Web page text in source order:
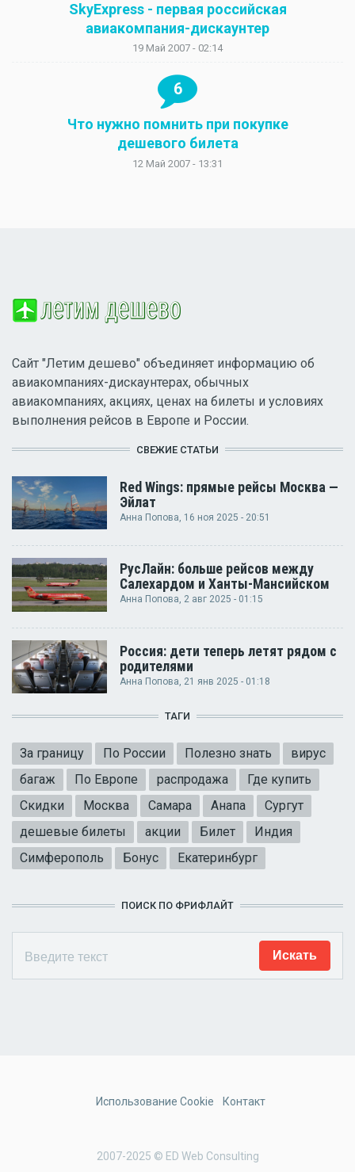
SkyExpress - первая российская
авиакомпания-дискаунтер
19 Май 2007 - 02:14
6
Что нужно помнить при покупке
дешевого билета
12 Май 2007 - 13:31
Сайт "Летим дешево" объединяет информацию об
авиакомпаниях-дискаунтерах, обычных
авиакомпаниях, акциях, ценах на билеты и условиях
выполнения рейсов в Европе и России.
СВЕЖИЕ СТАТЬИ
Red Wings: прямые рейсы Москва —
Эйлат
Анна Попова , 16 ноя 2025 - 20:51
РусЛайн: больше рейсов между
Салехардом и Ханты-Мансийском
Анна Попова, 2 авг 2025 - 01:15
Россия: дети теперь летят рядом с
родителями
Анна Попова , 21 янв 2025 - 01:18
ТАГИ
За границу По России Полезно знать
вирус
багаж
По Европе распродажа
Где купить
Скидки
Москва Самара Анапа
Сургут
дешевые билеты
акции Билет
Индия
Симферополь
Бонус Екатеринбург
ПОИСК ПО ФРИФЛАЙТ
2007-2025 © ED Web Consulting
Использование Cookie Контакт